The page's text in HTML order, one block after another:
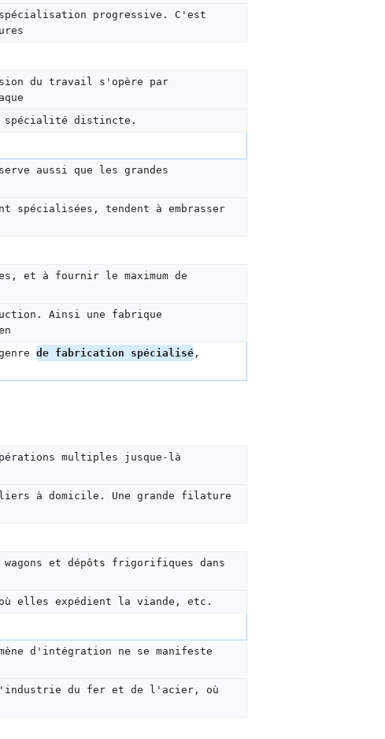
progressive. C'est
du travail s'opère par
spécialité distincte.
aussi que les grandes
spécialisées, tendent à embrasser
et à fournir le maximum de
Ainsi une fabrique
de fabrication spécialisé,
multiples jusque-là
à domicile. Une grande filature
et dépôts frigorifiques dans
elles expédient la viande, etc.
d'intégration ne se manifeste
l'industrie du fer et de l'acier, où